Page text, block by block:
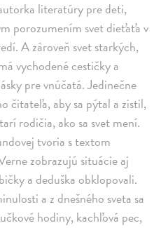
literatúry pre deti,
porozumením svet dieťaťa v
A zároveň svet starkých,
vychodené cestičky a
pre vnúčatá. Jedinečne
čitateľa, aby sa pýtal a zistil,
rodičia, ako sa svet mení.
tvoria s textom
zobrazujú situácie aj
a deduška obklopovali.
a z dnešného sveta sa
hodiny, kachľová pec,